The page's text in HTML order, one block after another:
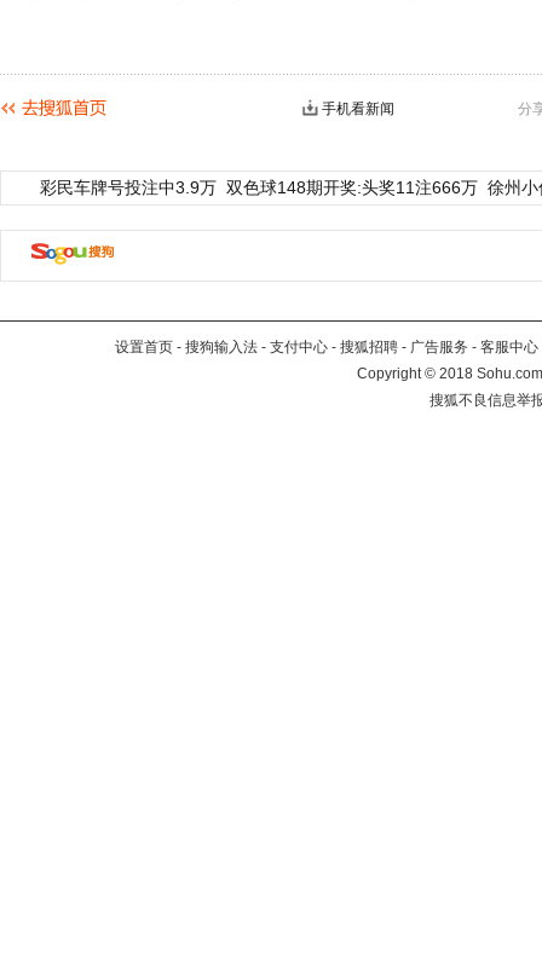
分
手机看新闻
彩民车牌号投注中3.9万 双色球148期开奖:头奖11注666万 徐州
设置首页 - 搜狗输入法 - 支付中心 - 搜狐招聘 - 广告服务 - 客服中心
Copyright©2018
搜狐不良信息举